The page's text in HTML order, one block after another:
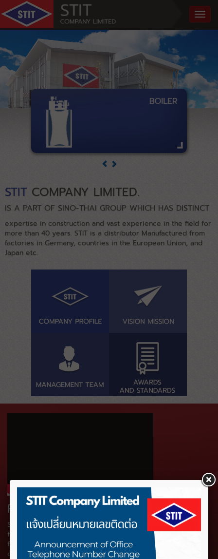
STIT COMPANY LIMITED.
IS A PART OF SINO-THAI GROUP WHICH HAS DISTINCT
expertise in construction and vast experience in the field for
more than 40 years. STIT is a distributor Manufactured from
factories in Germany, countries in the European Union, and
Japan etc.
PRODUCTS & SERVICES
STIT company Limited’s Vision is to continues to move
forward in become leading Engineering and Construction
firm in Thailand and eventually the region, by consistently
delivering projects that meet the international standards.